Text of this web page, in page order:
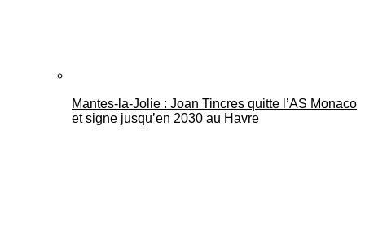
Mantes-la-Jolie : Joan Tincres quitte l’AS Monaco
et signe jusqu’en 2030 au Havre